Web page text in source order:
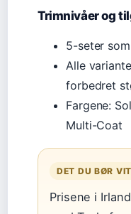
Trimnivåer og
5-seter
Alle
forbedret
Fargene:
Multi-Coat
DET DU BØR
Prisene i